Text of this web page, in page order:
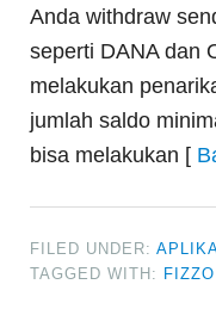
Anda withdraw
seperti DANA dan
melakukan
jumlah saldo
bisa melakukan [
FILED UNDER:
TAGGED WITH: